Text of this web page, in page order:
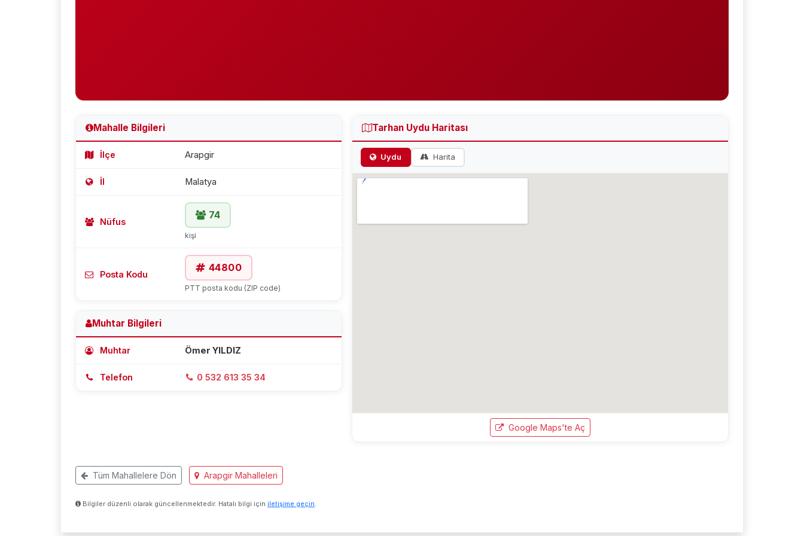
Mahalle Bilgileri
İlçe Arapgir
İl Malatya
Nüfus
74
kişi
Posta Kodu
44800
PTT posta kodu (ZIP code)
Muhtar Bilgileri
Muhtar Ömer YILDIZ
Telefon 0 532 613 35 34
Tarhan Uydu Haritası
Uydu Harita
Google Maps'te Aç
Tüm Mahallelere Dön Arapgir Mahalleleri
Bilgiler düzenli olarak güncellenmektedir. Hatalı bilgi için iletişime geçin